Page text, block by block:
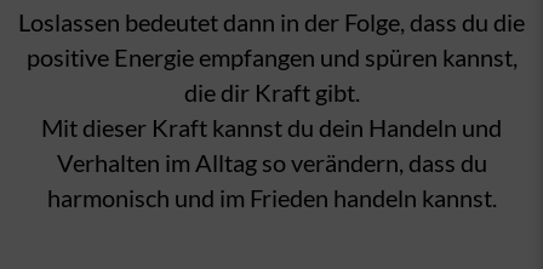
Loslassen bedeutet dann in der Folge, dass du die
positive Energie empfangen und spüren kannst,
die dir Kraft gibt.
Mit dieser Kraft kannst du dein Handeln und
Verhalten im Alltag so verändern, dass du
harmonisch und im Frieden handeln kannst.